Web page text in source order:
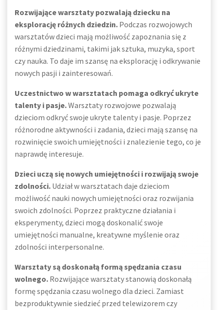
Rozwijające warsztaty pozwalają dziecku na
eksplorację różnych dziedzin. Podczas rozwojowych
warsztatów dzieci mają możliwość zapoznania się z
różnymi dziedzinami, takimi jak sztuka, muzyka, sport
czy nauka. To daje im szansę na eksplorację i odkrywanie
nowych pasji i zainteresowań.
Uczestnictwo w warsztatach pomaga odkryć ukryte
talenty i pasje.Warsztaty rozwojowe pozwalają
dzieciom odkryć swoje ukryte talenty i pasje. Poprzez
różnorodne aktywności i zadania, dzieci mają szansę na
rozwinięcie swoich umiejętności i znalezienie tego, co je
naprawdę interesuje.
Dzieci uczą się nowych umiejętności i rozwijają swoje
zdolności. Udział w warsztatach daje dzieciom
możliwość nauki nowych umiejętności oraz rozwijania
swoich zdolności. Poprzez praktyczne działania i
eksperymenty, dzieci mogą doskonalić swoje
umiejętności manualne, kreatywne myślenie oraz
zdolności interpersonalne.
Warsztaty są doskonałą formą spędzania czasu
wolnego. Rozwijające warsztaty stanowią doskonałą
formę spędzania czasu wolnego dla dzieci. Zamiast
bezproduktywnie siedzieć przed telewizorem czy